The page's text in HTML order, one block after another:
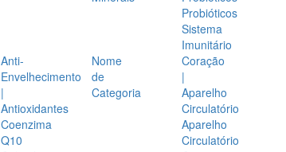
Probióticos
Sistema
Imunitário
Anti-
Envelhecimento
|
Antioxidantes
Coenzima
Q10
Nome
de
Categoria
Coração
|
Aparelho
Circulatório
Aparelho
Circulatório